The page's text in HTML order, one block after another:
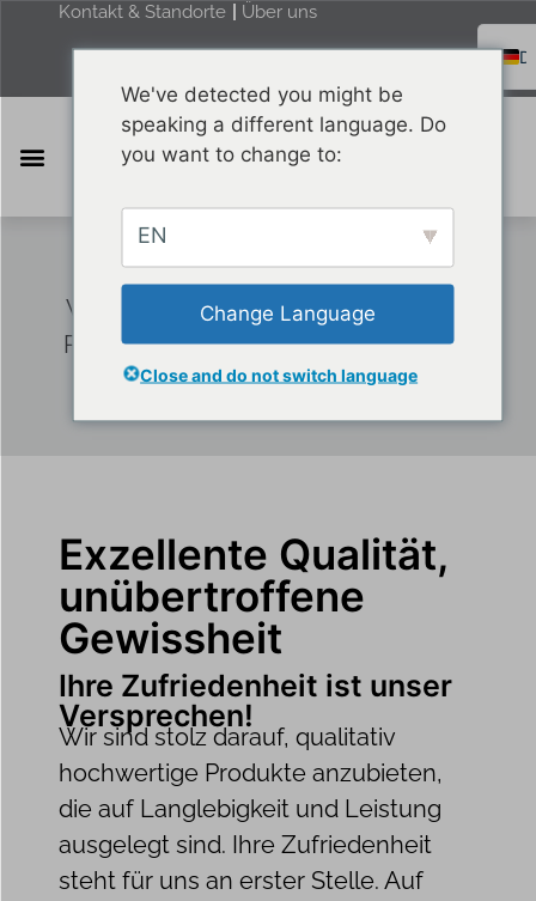
Kontakt & Standorte Über uns
HAKOH | GARANTIE
Wir schätzen Ihr Vertrauen in unsere
Produkte und stehen fest hinter ihrer
Qualität.
Exzellente Qualität,
unübertroffene
Gewissheit
Ihre Zufriedenheit ist unser
Versprechen!
Wir sind stolz darauf, qualitativ
hochwertige Produkte anzubieten,
die auf Langlebigkeit und Leistung
ausgelegt sind. Ihre Zufriedenheit
steht für uns an erster Stelle. Auf
We've detected you might be
speaking a different language. Do
you want to change to:
EN
Change Language
Close and do not switch language